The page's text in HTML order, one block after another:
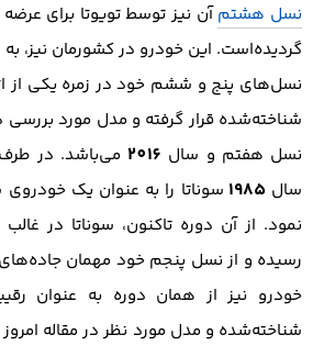
نسل هشتمآن نیز توسط تویوتا برای
گردیده‌است. این خودرو در کشورمان نیز،
نسل‌های پنج و ششم خود در زمره یکی از
شناخته‌شده قرار گرفته و مدل مورد بررسی
نسل هفتم و سال 2016می‌باشد. در طرف
سال1985 سوناتا را به عنوان یک
نمود. از آن دوره تاکنون، سوناتا در غالب
رسیده و از نسل پنجم خود مهمان
خودرو نیز از همان دوره به عنوان
شناخته‌شده و مدل مورد نظر در مقاله